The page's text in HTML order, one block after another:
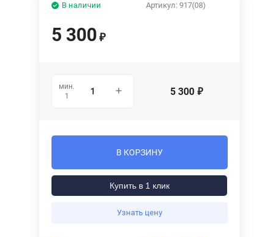
Артикул: 917(08)
В наличии
5 300 ₽
мин.
1
5 300 ₽
В КОРЗИНУ
Купить в 1 клик
Узнать цену